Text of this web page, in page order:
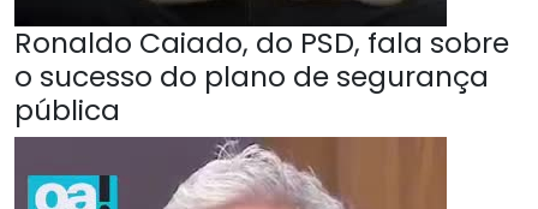
Ronaldo Caiado, do PSD, fala sobre
o sucesso do plano de segurança
pública